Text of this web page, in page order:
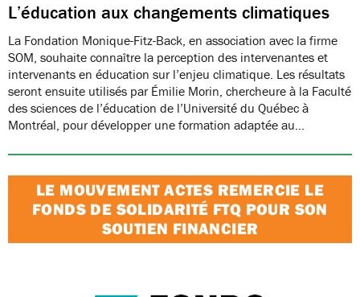
L’éducation aux changements climatiques
La Fondation Monique-Fitz-Back, en association avec la firme
SOM, souhaite connaître la perception des intervenantes et
intervenants en éducation sur l’enjeu climatique. Les résultats
seront ensuite utilisés par Émilie Morin, chercheure à la Faculté
des sciences de l’éducation de l’Université du Québec à
Montréal, pour développer une formation adaptée au…
LE MOUVEMENT ACTES REMERCIE LE
FONDS DE SOLIDARITÉ FTQ POUR SON
SOUTIEN FINANCIER